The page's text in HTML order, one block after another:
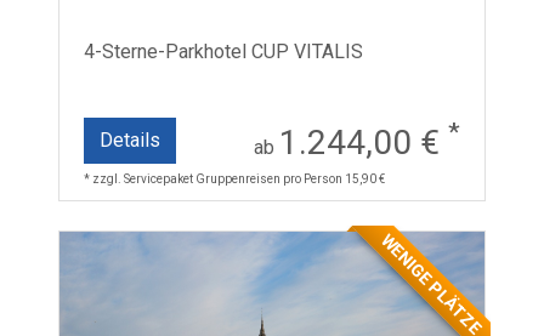
4-Sterne-Parkhotel CUP VITALIS
Details ab 1.244,00 € *
* zzgl. Servicepaket Gruppenreisen pro Person 15,90 €
WENIGE PLÄTZE